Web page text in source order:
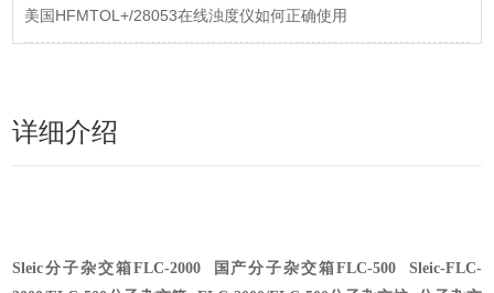
美国HFMTOL+/28053在线浊度仪如何正确使用
详细介绍
Sleic分子杂交箱FLC-2000 国产分子杂交箱FLC-500 Sleic-FLC-